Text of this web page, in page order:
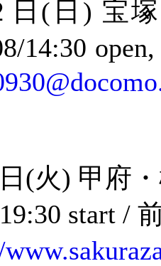
日(日) 宝
14:30
(火) 甲府
start /